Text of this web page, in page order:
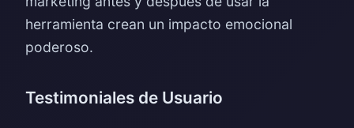
herramienta crean un impacto emocional
poderoso.
Testimoniales de Usuario